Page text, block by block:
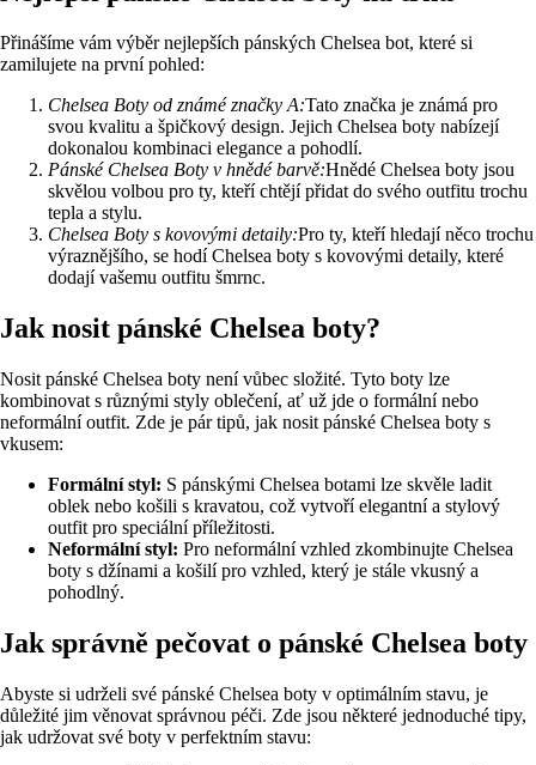
Přinášíme vám výběr nejlepších pánských Chelsea bot, které si
zamilujete na první pohled:
Chelsea Boty od známé značky A:Tato značka je známá pro
svou kvalitu a špičkový design. Jejich Chelsea boty nabízejí
dokonalou kombinaci elegance a pohodlí.
Pánské Chelsea Boty v hnědé barvě:Hnědé Chelsea boty jsou
skvělou volbou pro ty, kteří chtějí přidat do svého outfitu trochu
tepla a stylu.
Chelsea Boty s kovovými detaily:Pro ty, kteří hledají něco trochu
výraznějšího, se hodí Chelsea boty s kovovými detaily, které
dodají vašemu outfitu šmrnc.
Jak nosit pánské Chelsea boty?
Nosit pánské Chelsea boty není vůbec složité. Tyto boty lze
kombinovat s různými styly oblečení, ať už jde o formální nebo
neformální outfit. Zde je pár tipů, jak nosit pánské Chelsea boty s
vkusem:
Formální styl: S pánskými Chelsea botami lze skvěle ladit
oblek nebo košili s kravatou, což vytvoří elegantní a stylový
outfit pro speciální příležitosti.
Neformální styl: Pro neformální vzhled zkombinujte Chelsea
boty s džínami a košilí pro vzhled, který je stále vkusný a
pohodlný.
Jak správně pečovat o pánské Chelsea boty
Abyste si udrželi své pánské Chelsea boty v optimálním stavu, je
důležité jim věnovat správnou péči. Zde jsou některé jednoduché tipy,
jak udržovat své boty v perfektním stavu: